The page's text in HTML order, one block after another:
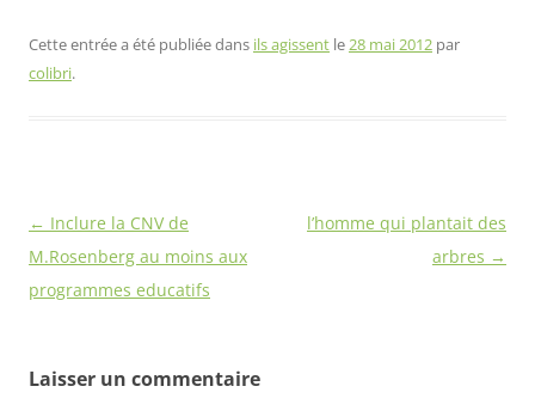
Cette entrée a été publiée dans ils agissent le28 mai 2012 par
colibri.
Navigation
des
articles
← Inclure la CNV de
M.Rosenberg au moins aux
programmes educatifs
l’homme qui plantait des
arbres →
Laisser un commentaire